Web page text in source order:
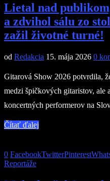
Lietal nad
a zdvihol sálu zo
zažil životné turné!
od Redakcia 15. mája 2026 0
Gitarová Show 2026 potvrdila,
medzi špičkových gitaristov, ale
koncertných performerov na
Čítať ďalej
0 FacebookTwitterPinterest
Reportáže